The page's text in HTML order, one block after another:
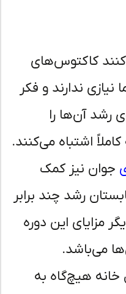
کاکتوس‌های
ندارند و فکر
آن‌ها را
اشتباه می‌کنند.
نیز کمک
رشد چند برابر
این دوره
هیچ‌گاه به